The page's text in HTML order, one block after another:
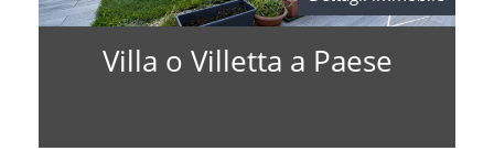
Villa o Villetta a Paese